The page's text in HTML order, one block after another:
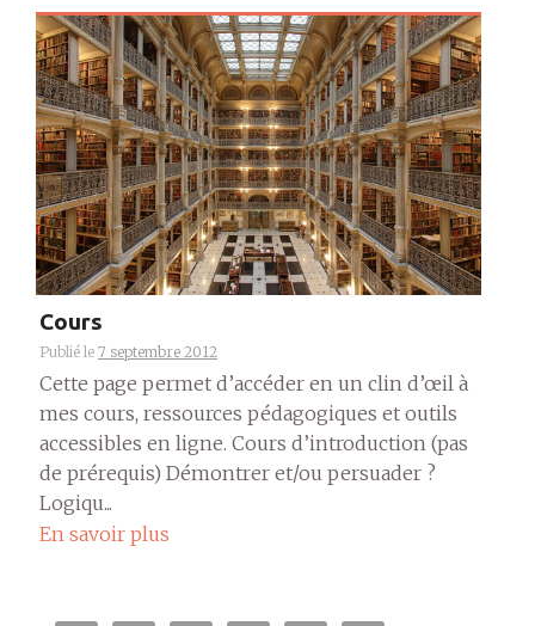
Cours
Publié le 7 septembre 2012
Cette page permet d’accéder en un clin d’œil à
mes cours, ressources pédagogiques et outils
accessibles en ligne. Cours d’introduction (pas
de prérequis) Démontrer et/ou persuader ?
Logiqu...
En savoir plus